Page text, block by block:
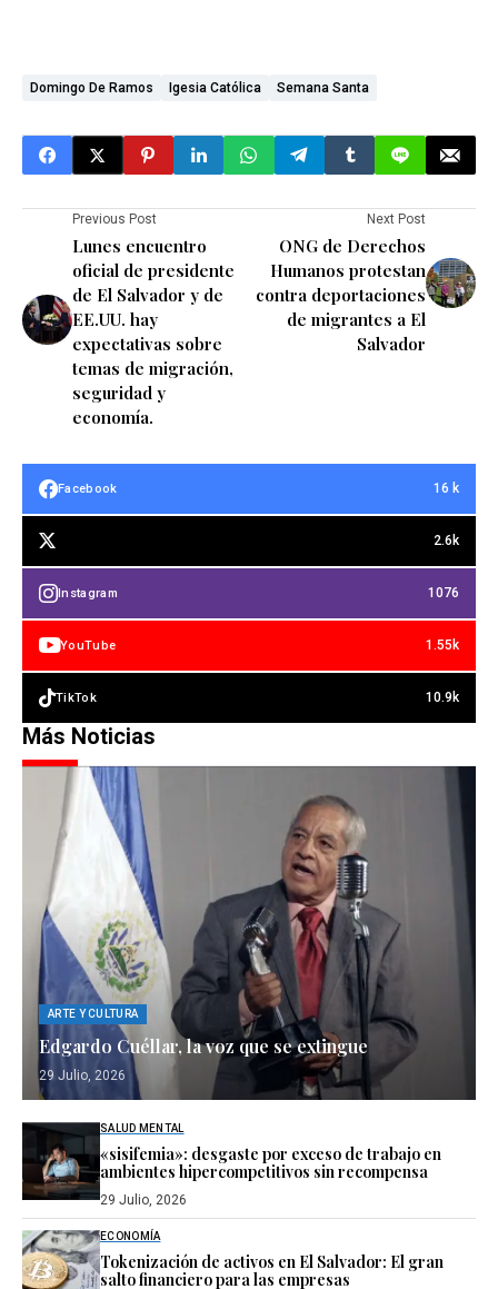
Domingo De Ramos Igesia Católica Semana Santa
Previous Post
Lunes encuentro
oficial de presidente
de El Salvador y de
EE.UU. hay
expectativas sobre
temas de migración,
seguridad y
economía.
Next Post
ONG de Derechos
Humanos protestan
contra deportaciones
de migrantes a El
Salvador
Facebook 16 k
2.6k
Instagram 1076
YouTube 1.55k
TikTok 10.9k
Más Noticias
ARTE Y CULTURA
Edgardo Cuéllar, la voz que se extingue
29 Julio, 2026
SALUD MENTAL
«sisifemia»: desgaste por exceso de trabajo en
ambientes hipercompetitivos sin recompensa
29 Julio, 2026
ECONOMÍA
Tokenización de activos en El Salvador: El gran
salto financiero para las empresas